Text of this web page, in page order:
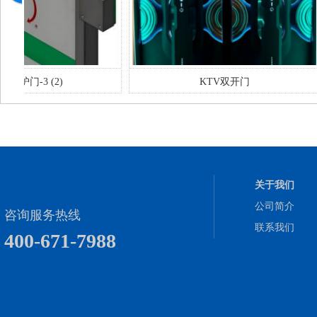
KTV双开门
咨询服务热线
400-671-7988
关于我们
公司简介
联系我们